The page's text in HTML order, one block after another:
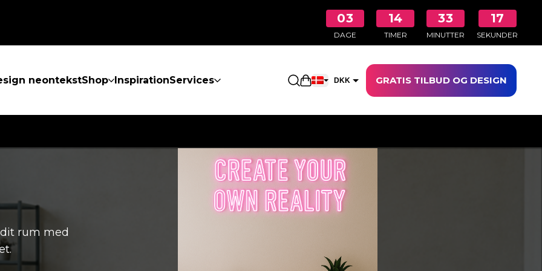
03
DAGE
14
TIMER
33
MINUTTER
17
SEKUNDER
neontekstShop InspirationServices Åbn indkøbskurven
DKK GRATIS TILBUD OG DESIGN
rum med